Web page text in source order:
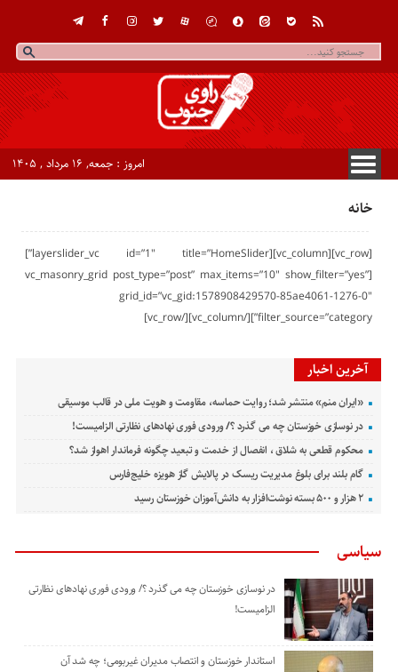
امروز : جمعه, ۱۶ مرداد , ۱۴۰۵
خانه
[vc_row][vc_column][layerslider_vc id=”1″ title=”HomeSlider”]
[vc_masonry_grid post_type=”post” max_items=”10″ show_filter=”yes”
grid_id=”vc_gid:1578908429570-85ae4061-1276-0″
filter_source=”category”][/vc_column][/vc_row]
آخرین اخبار
«ایران منم» منتشر شد؛ روایت حماسه، مقاومت و هویت ملی در قالب موسیقی
در نوسازی خوزستان چه می گذرد ؟/ ورودی فوری نهادهای نظارتی الزامیست!
محکوم قطعی به شلاق ، انفصال از خدمت و تبعید چگونه فرماندار اهواز شد؟
گام بلند برای بلوغ مدیریت ریسک در پالایش گاز هویزه خلیج‌فارس
۲ هزار و ۵۰۰ بسته نوشت‌افزار به دانش‌آموزان خوزستان رسید
سیاسی
در نوسازی خوزستان چه می گذرد ؟/ ورودی فوری نهادهای نظارتی
الزامیست!
استاندار خوزستان و انتصاب مدیران غیربومی؛ چه شد آن